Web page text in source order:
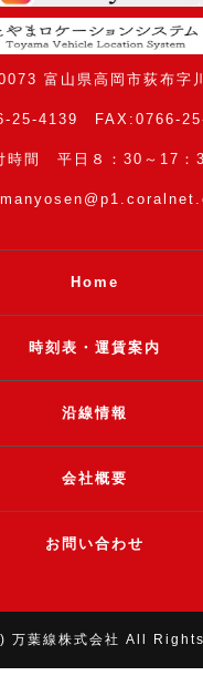
富山県高岡市荻布字
25-4139 FAX:0766-
時間 平日８：30～17：
Home
時刻表・運賃案内
沿線情報
会社概要
お問い合わせ
万葉線株式会社 All